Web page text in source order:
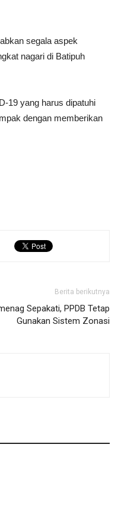
segala aspek
nagari di Batipuh
19 yang harus dipatuhi
dengan memberikan
Berita berikutnya
Sepakati, PPDB Tetap
Gunakan Sistem Zonasi